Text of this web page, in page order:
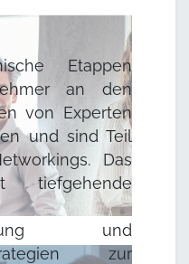
Etappen
an den
von Experten
und sind Teil
Das
tiefgehende
und
zur